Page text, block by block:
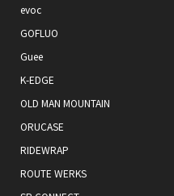
evoc
GOFLUO
Guee
K-EDGE
OLD MAN MOUNTAIN
ORUCASE
RIDEWRAP
ROUTE WERKS